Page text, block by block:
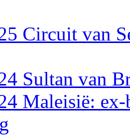
Circuit van
Sultan van
Maleisië: